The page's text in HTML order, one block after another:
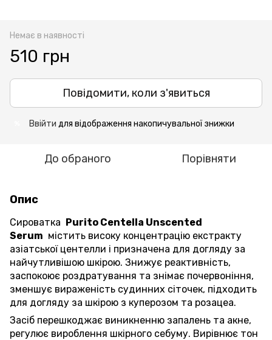
Немає в наявності
510 грн
Повідомити, коли з'явиться
Ввійти для відображення накопичувальної знижки
До обраного Порівняти
Опис
Сироватка Purito Centella Unscented
Serum містить високу концентрацію екстракту
азіатської центелли і призначена для догляду за
найчутливішою шкірою. Знижує реактивність,
заспокоює роздратування та знімає почервоніння,
зменшує вираженість судинних сіточек, підходить
для догляду за шкірою з куперозом та розацеа.
Засіб перешкоджає виникненню запалень та акне,
регулює вироблення шкірного себуму. Вирівнює тон